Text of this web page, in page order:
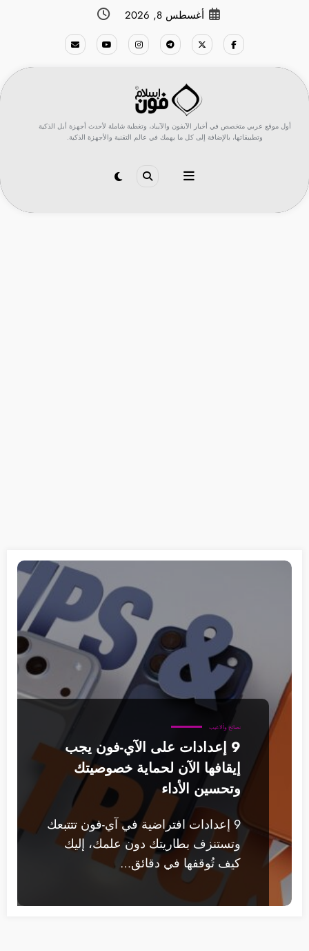
أغسطس 8, 2026
أول موقع عربي متخصص في أخبار الآيفون والآيباد، وتغطية شاملة لأحدث أجهزة أبل الذكية
وتطبيقاتها، بالإضافة إلى كل ما يهمك في عالم التقنية والأجهزة الذكية.
نصائح وألاعيب
9 إعدادات على الآي-فون يجب
إيقافها الآن لحماية خصوصيتك
وتحسين الأداء
9 إعدادات افتراضية في آي-فون تتتبعك
وتستنزف بطاريتك دون علمك، إليك
كيف تُوقفها في دقائق…